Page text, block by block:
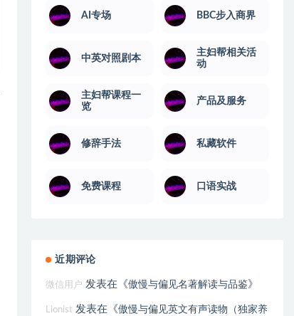
AI专场 BBC步入商界
中英对照剧本
主妇帮相关活
动
主妇帮课程一
览
产品及服务
修辞手法 私藏软件
免费课程 口语实战
近期评论
微信用户 发表在《傲慢与偏见名著解读与品鉴》
Lionist 发表在《傲慢与偏见英文有声读物（独家养